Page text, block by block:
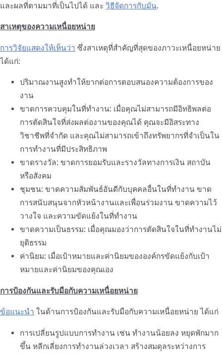
และผลที่ตามมาที่เป็นไปได้ และ วิธีจัดการกับมัน.
สาเหตุของความเหนื่อยหน่าย
การวิจัยแสดงให้เห็นว่า ซึ่งสาเหตุที่สำคัญที่สุดของภาวะเหนื่อยหน่าย
ได้แก่:
ปริมาณงานสูงทำให้ยากต่อการตอบสนองความต้องการของ
งาน
ขาดการควบคุมในที่ทำงาน: เมื่อคุณไม่สามารถมีอิทธิพลต่อ
การตัดสินใจที่ส่งผลต่องานของคุณได้ คุณจะมีอิสระทาง
วิชาชีพที่จำกัด และคุณไม่สามารถเข้าถึงทรัพยากรที่จำเป็นใน
การทำงานที่มีประสิทธิภาพ
ขาดรางวัล: ขาดการยอมรับและรางวัลทางการเงิน สถาบัน
หรือสังคม
ชุมชน: ขาดความสัมพันธ์อันดีกับบุคคลอื่นในที่ทำงาน ขาด
การสนับสนุนจากหัวหน้างานและเพื่อนร่วมงาน ขาดความไว้
วางใจ และความขัดแย้งในที่ทำงาน
ขาดความเป็นธรรม: เมื่อคุณมองว่าการตัดสินใจในที่ทำงานไม่
ยุติธรรม
ค่านิยม: เมื่อเป้าหมายและค่านิยมขององค์กรขัดแย้งกับเป้า
หมายและค่านิยมของคุณเอง
การป้องกันและรับมือกับความเหนื่อยหน่าย
ข้อแนะนำ ในด้านการป้องกันและรับมือกับความเหนื่อยหน่าย ได้แก่
การเปลี่ยนรูปแบบการทำงาน เช่น ทำงานน้อยลง หยุดพักมาก
ขึ้น หลีกเลี่ยงการทำงานล่วงเวลา สร้างสมดุลระหว่างการ